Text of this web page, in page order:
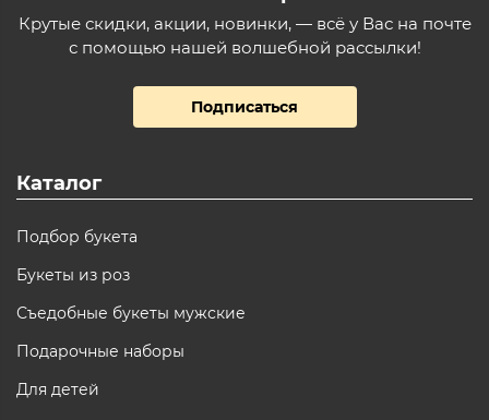
Крутые скидки, акции, новинки, — всё у Вас на почте
с помощью нашей волшебной рассылки!
Подписаться
Каталог
Подбор букета
Букеты из роз
Съедобные букеты мужские
Подарочные наборы
Для детей